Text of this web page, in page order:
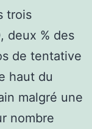
trois
deux % des
de tentative
haut du
malgré une
nombre